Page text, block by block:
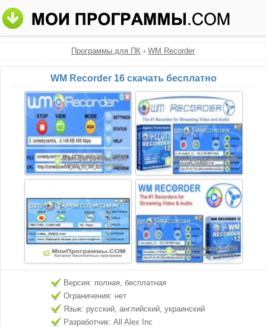
Программы для ПК › WM Recorder
WM Recorder 16 скачать бесплатно
Версия: полная, бесплатная
Ограничения: нет
Язык: русский, английский, украинский
Разработчик: All Alex Inc